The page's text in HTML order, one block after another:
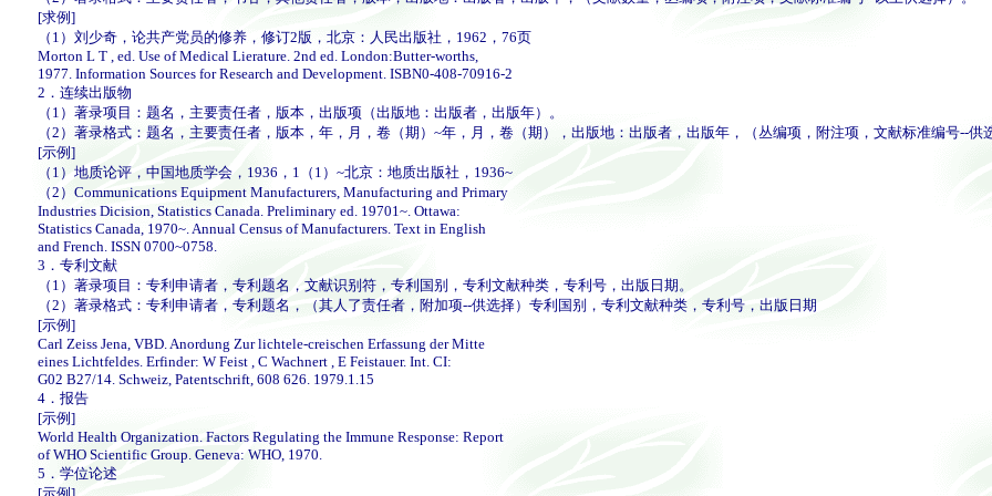
[求例]
（1）刘少奇，论共产党员的修养，修订2版，北京：人民出版社，1962，76页
Morton L T , ed. Use of Medical Lierature. 2nd ed. London:Butter-worths,
1977. Information Sources for Research and Development. ISBN0-408-70916-2
2．连续出版物
（1）著录项目：题名，主要责任者，版本，出版项（出版地：出版者，出版年）。
（2）著录格式：题名，主要责任者，版本，年，月，卷（期）~年，月，卷（期），出版地：出版者，出版年，（丛编项，附注项，文献标准编号--供
[示例]
（1）地质论评，中国地质学会，1936，1（1）~北京：地质出版社，1936~
（2）Communications Equipment Manufacturers, Manufacturing and Primary
Industries Dicision, Statistics Canada. Preliminary ed. 19701~. Ottawa:
Statistics Canada, 1970~. Annual Census of Manufacturers. Text in English
and French. ISSN 0700~0758.
3．专利文献
（1）著录项目：专利申请者，专利题名，文献识别符，专利国别，专利文献种类，专利号，出版日期。
（2）著录格式：专利申请者，专利题名，（其人了责任者，附加项--供选择）专利国别，专利文献种类，专利号，出版日期
[示例]
Carl Zeiss Jena, VBD. Anordung Zur lichtele-creischen Erfassung der Mitte
eines Lichtfeldes. Erfinder: W Feist , C Wachnert , E Feistauer. Int. CI:
G02 B27/14. Schweiz, Patentschrift, 608 626. 1979.1.15
4．报告
[示例]
World Health Organization. Factors Regulating the Immune Response: Report
of WHO Scientific Group. Geneva: WHO, 1970.
5．学位论述